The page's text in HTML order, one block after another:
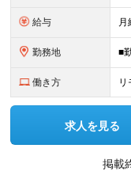
給与
勤務地
働き方 リ
求人を見る
掲載